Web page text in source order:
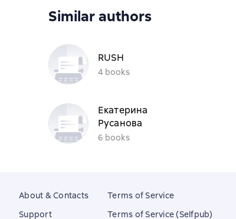
Similar authors
RUSH
4 books
Екатерина
Русанова
6 books
About & Contacts
Support
Terms of Service
Terms of Service (Selfpub)